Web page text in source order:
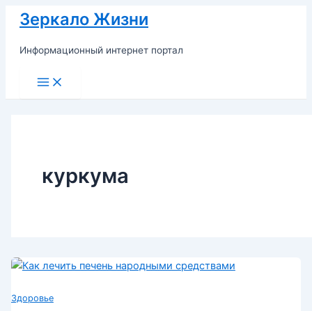
Перейти
содержимому
Зеркало Жизни
Информационный интернет портал
Main
Menu
куркума
Здоровье